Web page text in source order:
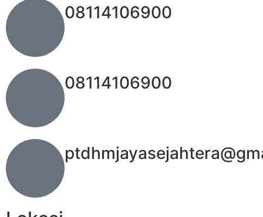
08114106900
08114106900